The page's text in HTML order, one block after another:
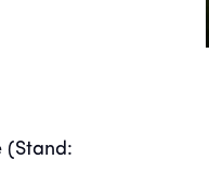
(Stand: